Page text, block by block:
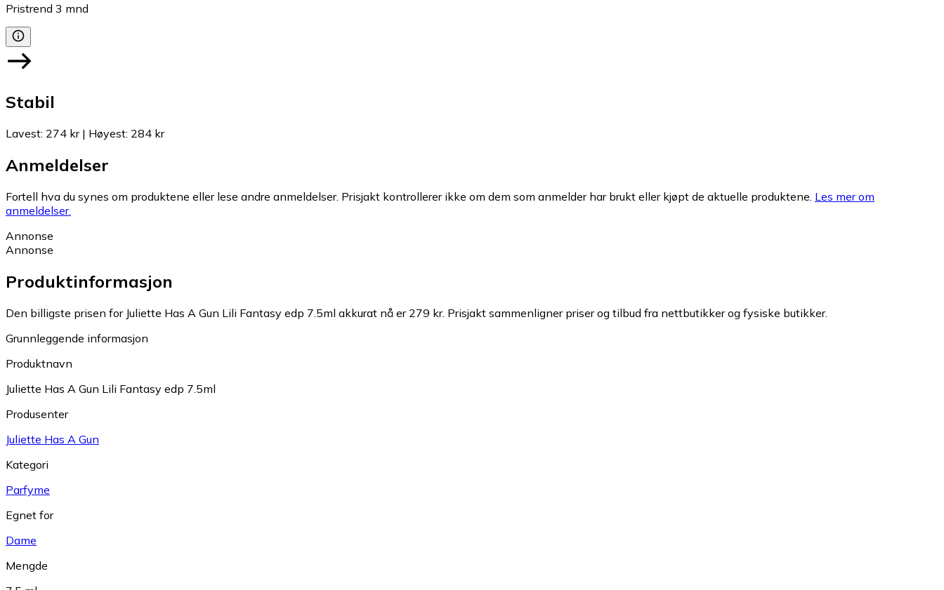
Pristrend 3 mnd
Stabil
Lavest: 274 kr| Høyest: 284 kr
Anmeldelser
Fortell hva du synes om produktene eller lese andre anmeldelser. Prisjakt kontrollerer ikke om dem som anmelder har brukt eller kjøpt de aktuelle produktene. Les mer om
anmeldelser.
Annonse
Annonse
Produktinformasjon
Den billigste prisen for Juliette Has A Gun Lili Fantasy edp 7.5ml akkurat nå er 279 kr. Prisjakt sammenligner priser og tilbud fra nettbutikker og fysiske butikker.
Grunnleggende informasjon
Produktnavn
Juliette Has A Gun Lili Fantasy edp 7.5ml
Produsenter
Juliette Has A Gun
Kategori
Parfyme
Egnet for
Dame
Mengde